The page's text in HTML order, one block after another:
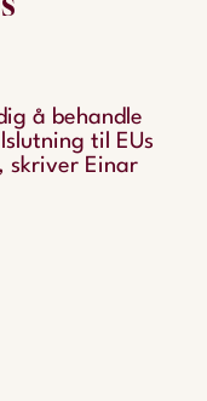
å behandle
til EUs
skriver Einar